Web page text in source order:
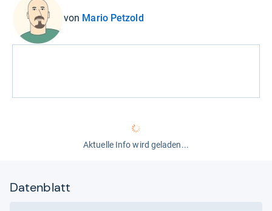
von Mario Petzold
Aktuelle Info wird geladen...
Datenblatt